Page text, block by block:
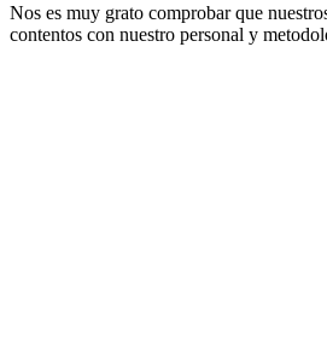
Nos es muy grato comprobar que
contentos con nuestro personal y